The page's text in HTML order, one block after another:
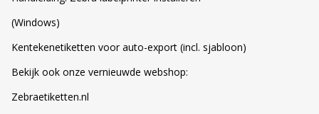
(Windows)
Kentekenetiketten voor auto-export (incl. sjabloon)
Bekijk ook onze vernieuwde webshop:
Zebraetiketten.nl